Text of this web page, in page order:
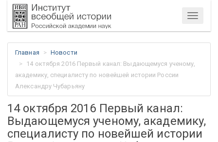
Меню
Главная
Новости
14 октября 2016 Первый канал: Выдающемуся ученому,
академику, специалисту по новейшей истории России
Александру Чубарьяну
14 октября 2016 Первый канал:
Выдающемуся ученому, академику,
специалисту по новейшей истории